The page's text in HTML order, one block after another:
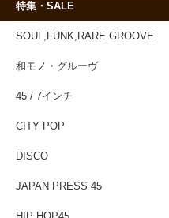
特集・SALE
SOUL,FUNK,RARE GROOVE
和モノ・グルーヴ
45 / 7インチ
CITY POP
DISCO
JAPAN PRESS 45